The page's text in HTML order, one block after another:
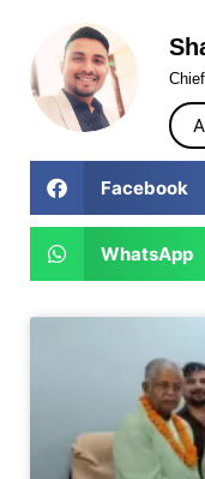
Facebook
WhatsApp